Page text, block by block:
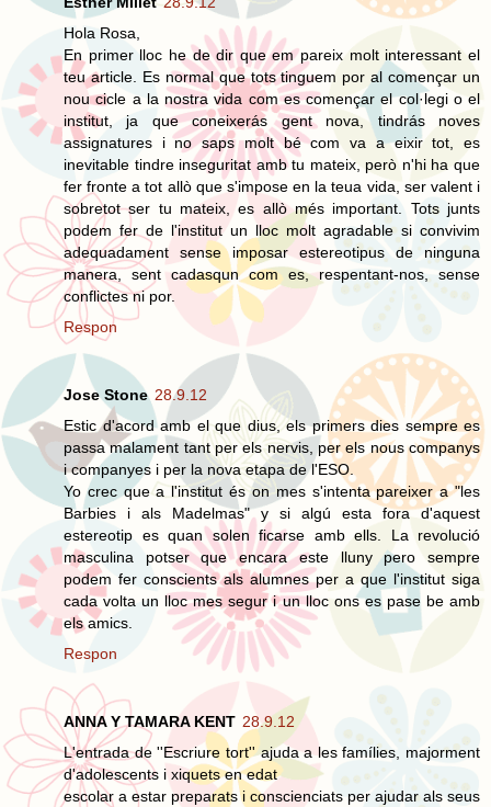
Hola Rosa,
En primer lloc he de dir que em pareix molt interessant el
teu article. Es normal que tots tinguem por al començar un
nou cicle a la nostra vida com es començar el col·legi o el
institut, ja que coneixerás gent nova, tindrás noves
assignatures i no saps molt bé com va a eixir tot, es
inevitable tindre inseguritat amb tu mateix, però n'hi ha que
fer fronte a tot allò que s'impose en la teua vida, ser valent i
sobretot ser tu mateix, es allò més important. Tots junts
podem fer de l'institut un lloc molt agradable si convivim
adequadament sense imposar estereotipus de ninguna
manera, sent cadasqun com es, respentant-nos, sense
conflictes ni por.
Respon
Jose Stone 28.9.12
Estic d'acord amb el que dius, els primers dies sempre es
passa malament tant per els nervis, per els nous companys
i companyes i per la nova etapa de l'ESO.
Yo crec que a l'institut és on mes s'intenta pareixer a "les
Barbies i als Madelmas" y si algú esta fora d'aquest
estereotip es quan solen ficarse amb ells. La revolució
masculina potser que encara este lluny pero sempre
podem fer conscients als alumnes per a que l'institut siga
cada volta un lloc mes segur i un lloc ons es pase be amb
els amics.
Respon
ANNA Y TAMARA KENT 28.9.12
L'entrada de ''Escriure tort'' ajuda a les famílies, majorment
d'adolescents i xiquets en edat
escolar a estar preparats i conscienciats per ajudar als seus